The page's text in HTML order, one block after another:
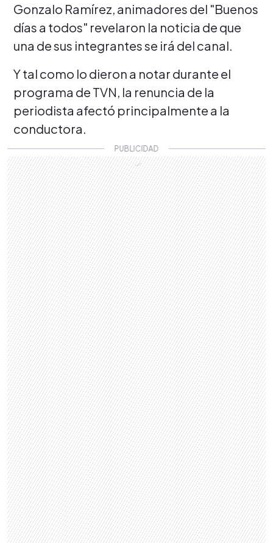
Gonzalo Ramírez, animadores del "Buenos
días a todos" revelaron la noticia de que
una de sus integrantes se irá del canal.
Y tal como lo dieron a notar durante el
programa de TVN, la renuncia de la
periodista afectó principalmente a la
conductora.